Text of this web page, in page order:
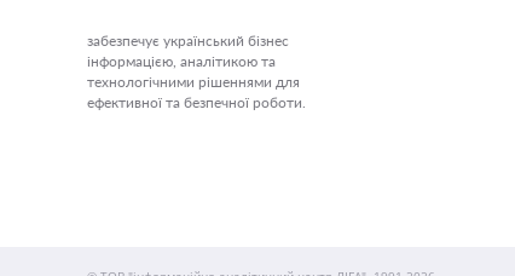
забезпечує український бізнес
інформацією, аналітикою та
технологічними рішеннями для
ефективної та безпечної роботи.